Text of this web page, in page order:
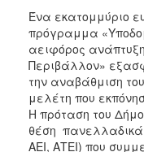
Ένα εκατομμύριο
πρόγραμμα
αειφόρος
Περιβάλλον»
την αναβάθμιση
μελέτη που
Η πρόταση του
θέση
ΑΕΙ, ΑΤΕΙ) που